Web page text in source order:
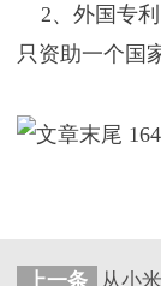
2、外国专利
只资助一个国
上一条 从小